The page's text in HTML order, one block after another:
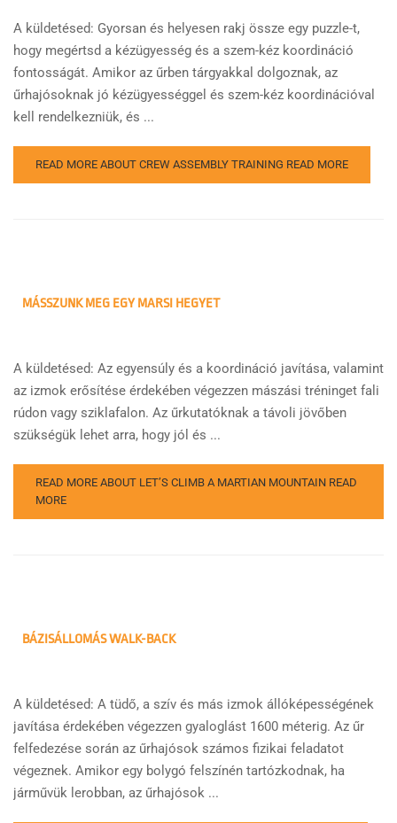
A küldetésed: Gyorsan és helyesen rakj össze egy puzzle-t,
hogy megértsd a kézügyesség és a szem-kéz koordináció
fontosságát. Amikor az űrben tárgyakkal dolgoznak, az
űrhajósoknak jó kézügyességgel és szem-kéz koordinációval
kell rendelkezniük, és ...
READ MORE ABOUT CREW ASSEMBLY TRAINING READ MORE
MÁSSZUNK MEG EGY MARSI HEGYET
A küldetésed: Az egyensúly és a koordináció javítása, valamint
az izmok erősítése érdekében végezzen mászási tréninget fali
rúdon vagy sziklafalon. Az űrkutatóknak a távoli jövőben
szükségük lehet arra, hogy jól és ...
READ MORE ABOUT LET’S CLIMB A MARTIAN MOUNTAIN READ
MORE
BÁZISÁLLOMÁS WALK-BACK
A küldetésed: A tüdő, a szív és más izmok állóképességének
javítása érdekében végezzen gyaloglást 1600 méterig. Az űr
felfedezése során az űrhajósok számos fizikai feladatot
végeznek. Amikor egy bolygó felszínén tartózkodnak, ha
járművük lerobban, az űrhajósok ...